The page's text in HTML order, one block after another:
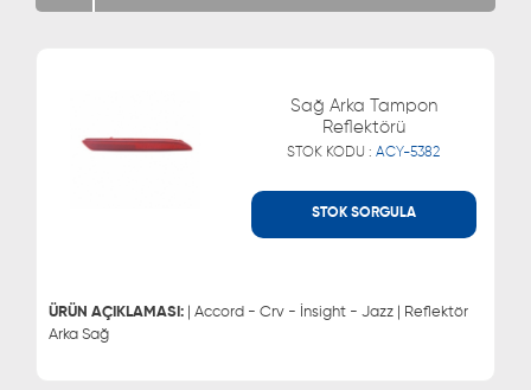
Sağ Arka Tampon
Reflektörü
STOK KODU :ACY-5382
STOK SORGULA
ÜRÜN AÇIKLAMASI: | Accord - Crv - İnsight - Jazz | Reflektör
Arka Sağ
0543 329 21 55